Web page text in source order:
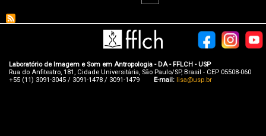
Laboratório de Imagem e Som em Antropologia - DA - FFLCH - USP
Rua do Anfiteatro, 181, Cidade Universitária, São Paulo/SP, Brasil - CEP 05508-060
+55 (11) 3091-3045 / 3091-1478 / 3091-1479 E-mail: lisa@usp.br